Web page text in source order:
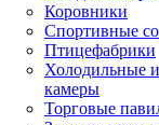
Коровники
Спортивные
Птицефабрики
Холодильные
камеры
Торговые